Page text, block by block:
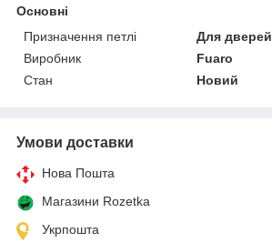
Основні
Призначення петлі
Для дверей
Виробник
Fuaro
Стан
Новий
Умови доставки
Нова Пошта
Магазини Rozetka
Укрпошта